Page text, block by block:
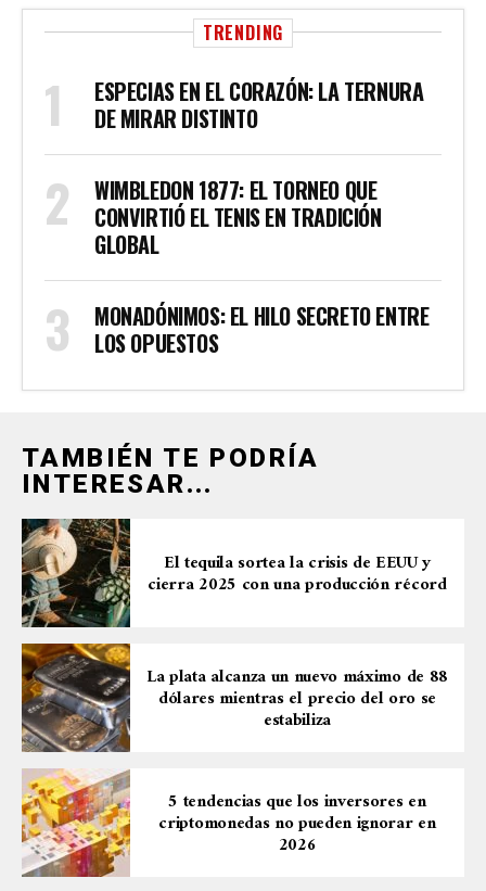
TRENDING
ESPECIAS EN EL CORAZÓN: LA TERNURA
DE MIRAR DISTINTO
WIMBLEDON 1877: EL TORNEO QUE
CONVIRTIÓ EL TENIS EN TRADICIÓN
GLOBAL
MONADÓNIMOS: EL HILO SECRETO ENTRE
LOS OPUESTOS
TAMBIÉN TE PODRÍA
INTERESAR...
El tequila sortea la crisis de EEUU y
cierra 2025 con una producción récord
La plata alcanza un nuevo máximo de 88
dólares mientras el precio del oro se
estabiliza
5 tendencias que los inversores en
criptomonedas no pueden ignorar en
2026